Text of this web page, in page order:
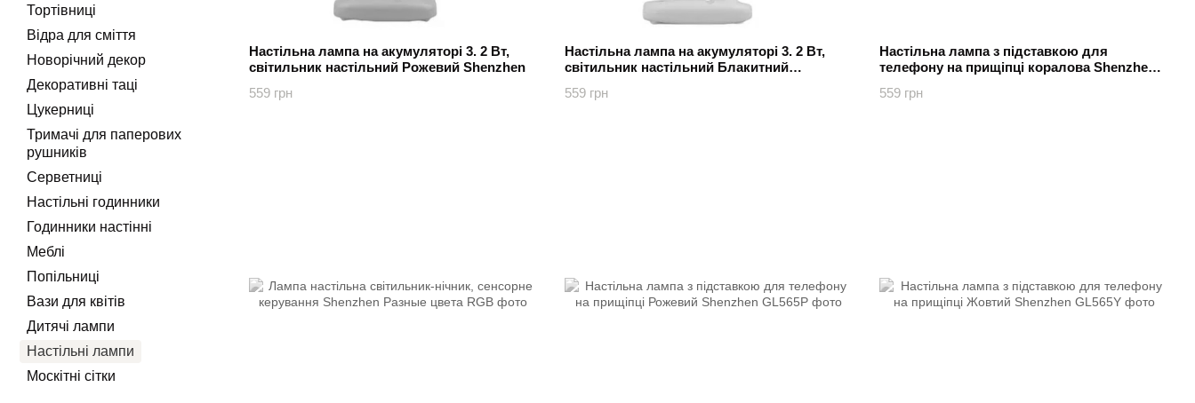
Настільна лампа на акумуляторі 3. 2 Вт,
світильник настільний Рожевий Shenzhen
559 грн
Настільна лампа на акумуляторі 3. 2 Вт,
світильник настільний Блакитний
559 грн
Настільна лампа з підставкою для
телефону на прищіпці коралова Shenzhen
559 грн
Тортівниці
Відра для сміття
Новорічний декор
Декоративні таці
Цукерниці
Тримачі для паперових
рушників
Серветниці
Настільні годинники
Годинники настінні
Меблі
Попільниці
Вази для квітів
Дитячі лампи
Настільні лампи
Москітні сітки